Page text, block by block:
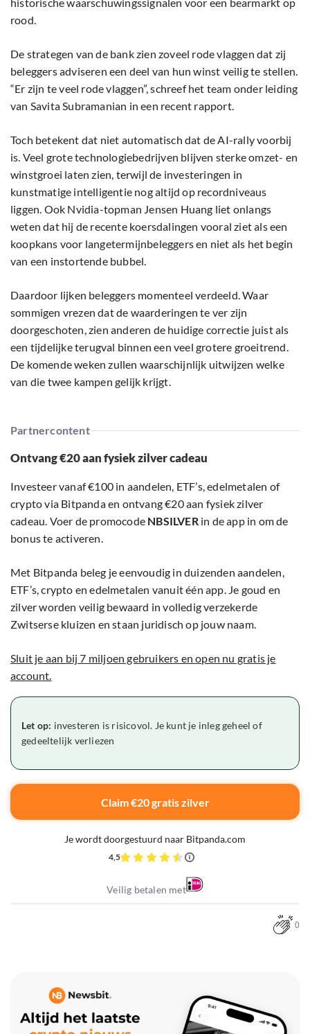
rood.
De strategen van de bank zien zoveel rode vlaggen dat zij
beleggers adviseren een deel van hun winst veilig te stellen.
“Er zijn te veel rode vlaggen”, schreef het team onder leiding
van Savita Subramanian in een recent rapport.
Toch betekent dat niet automatisch dat de AI-rally voorbij
is. Veel grote technologiebedrijven blijven sterke omzet- en
winstgroei laten zien, terwijl de investeringen in
kunstmatige intelligentie nog altijd op recordniveaus
liggen. Ook Nvidia-topman Jensen Huang liet onlangs
weten dat hij de recente koersdalingen vooral ziet als een
koopkans voor langetermijnbeleggers en niet als het begin
van een instortende bubbel.
Daardoor lijken beleggers momenteel verdeeld. Waar
sommigen vrezen dat de waarderingen te ver zijn
doorgeschoten, zien anderen de huidige correctie juist als
een tijdelijke terugval binnen een veel grotere groeitrend.
De komende weken zullen waarschijnlijk uitwijzen welke
van die twee kampen gelijk krijgt.
Partnercontent
Ontvang €20 aan fysiek zilver cadeau
Investeer vanaf €100 in aandelen, ETF’s, edelmetalen of
crypto via Bitpanda en ontvang €20 aan fysiek zilver
cadeau. Voer de promocode NBSILVERin de app in om de
bonus te activeren.
Met Bitpanda beleg je eenvoudig in duizenden aandelen,
ETF’s, crypto en edelmetalen vanuit één app. Je goud en
zilver worden veilig bewaard in volledig verzekerde
Zwitserse kluizen en staan juridisch op jouw naam.
Sluit je aan bij 7 miljoen gebruikers en open nu gratis je
account.
Let op: investeren is risicovol. Je kunt je inleg geheel of
gedeeltelijk verliezen
Claim €20 gratis zilver
Je wordt doorgestuurd naar Bitpanda.com
4,5
Veilig betalen met
0